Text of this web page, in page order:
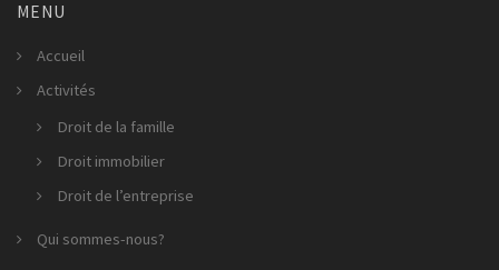
MENU
Accueil
Activités
Droit de la famille
Droit immobilier
Droit de l’entreprise
Qui sommes-nous?